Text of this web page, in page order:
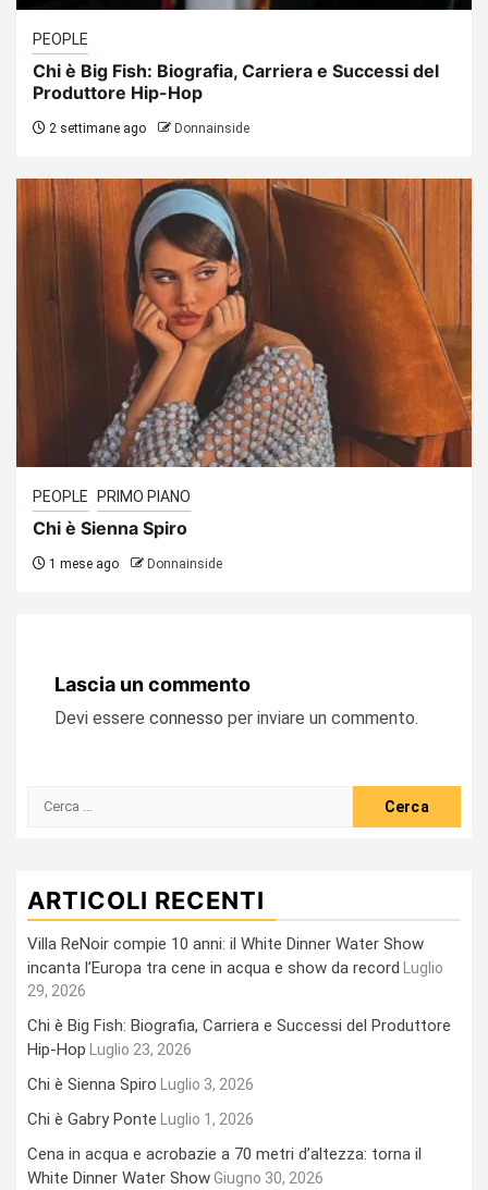
PEOPLE
Chi è Big Fish: Biografia, Carriera e Successi del
Produttore Hip-Hop
2 settimane ago Donnainside
PEOPLE PRIMO PIANO
Chi è Sienna Spiro
1 mese ago Donnainside
Lascia un commento
Devi essere connesso per inviare un commento.
Ricerca
ARTICOLI RECENTI
Villa ReNoir compie 10 anni: il White Dinner Water Show
incanta l’Europa tra cene in acqua e show da record
Luglio
29, 2026
Chi è Big Fish: Biografia, Carriera e Successi del Produttore
Hip-Hop
Luglio 23, 2026
Chi è Sienna Spiro Luglio 3, 2026
Chi è Gabry Ponte Luglio 1, 2026
Cena in acqua e acrobazie a 70 metri d’altezza: torna il
White Dinner Water ShowGiugno 30, 2026